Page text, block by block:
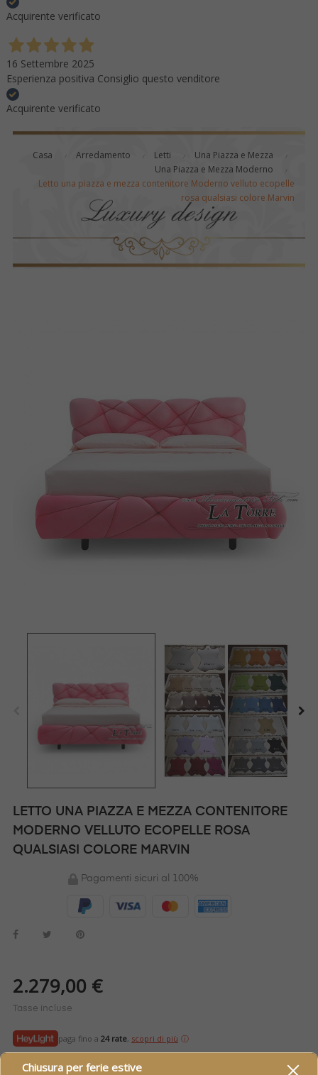
Chiusura per ferie estive
Acquirente verificato
16 Settembre 2025
Esperienza positiva Consiglio questo venditore
Acquirente verificato
Casa Arredamento Letti
Una Piazza e Mezza
Una Piazza e Mezza Moderno
Letto una piazza e mezza contenitore Moderno velluto ecopelle
rosa qualsiasi colore Marvin
LETTO UNA PIAZZA E MEZZA CONTENITORE
MODERNO VELLUTO ECOPELLE ROSA
QUALSIASI COLORE MARVIN
Pagamenti sicuri al 100%
2.279,00 €
Tasse incluse
paga fino a 24 rate, scopri di più